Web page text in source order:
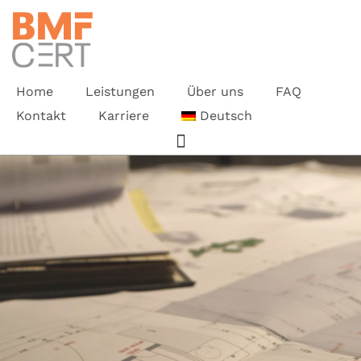
Home Leistungen Über uns
FAQ
Kontakt
Karriere Deutsch